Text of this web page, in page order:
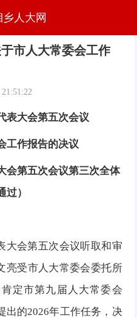
乡人大网
市人大常委会工作
表大会第五次会议
工作报告的决议
会第五次会议第三次全体
过）
大会第五次会议听取和审
亮受市人大常委会委托所
定市第九届人大常委会
出的2026年工作任务，决